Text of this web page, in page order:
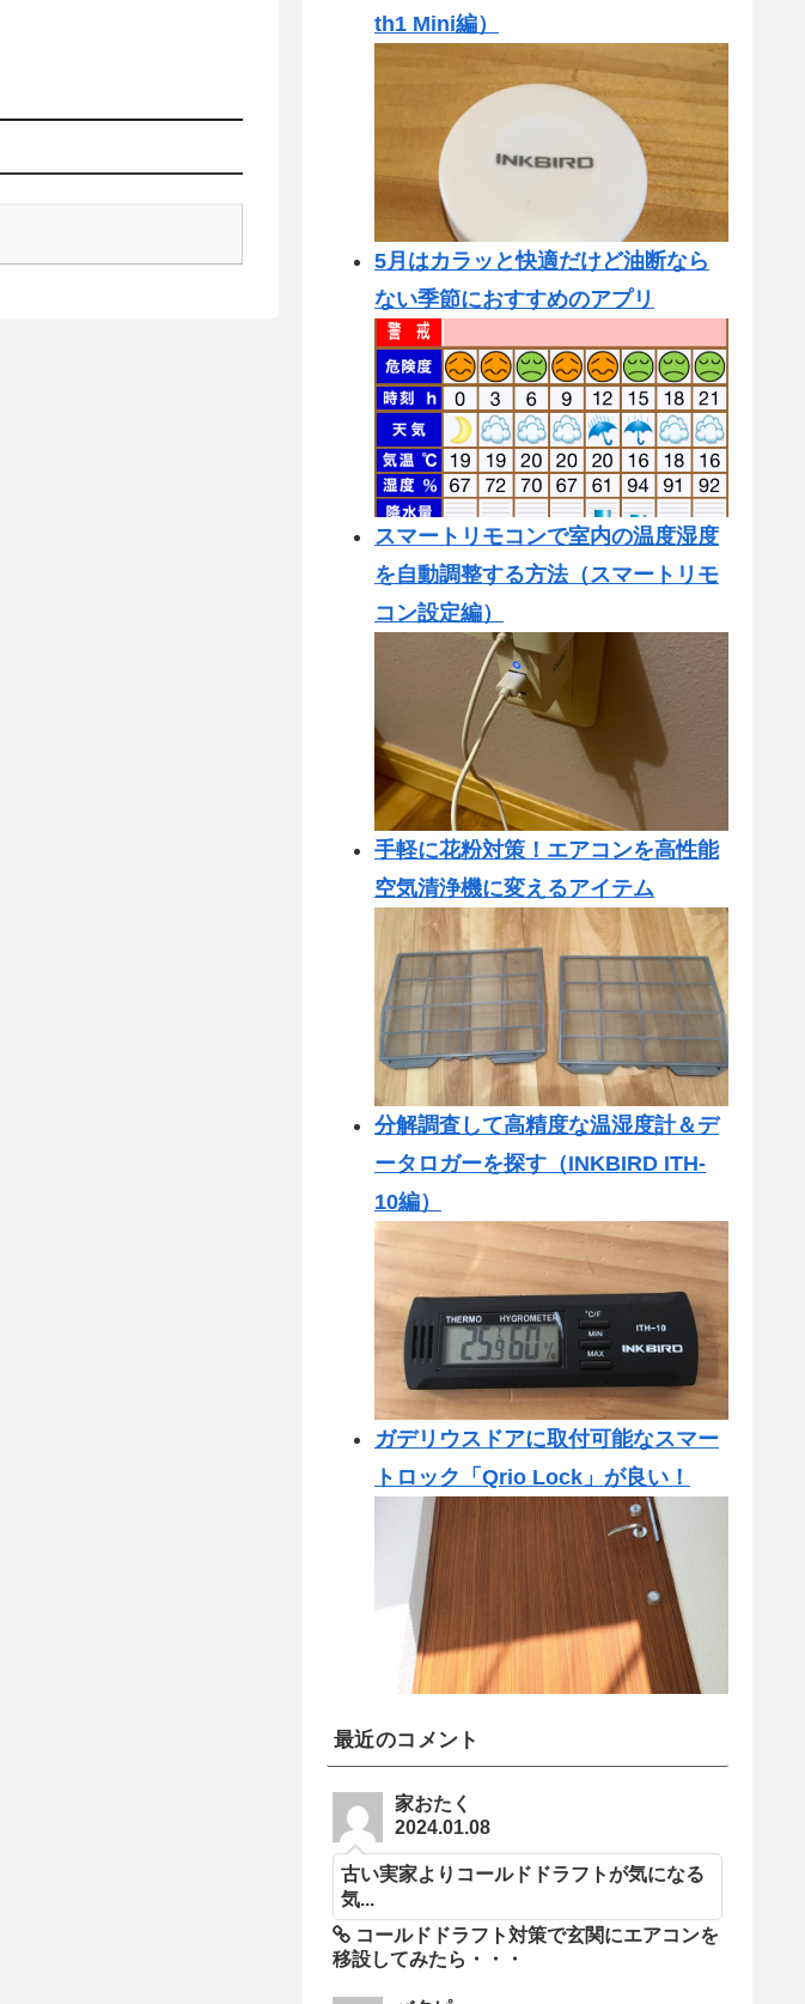
th1 Mini編）
5月はカラッと快適だけど油断なら
ない季節におすすめのアプリ
スマートリモコンで室内の温度湿度
を自動調整する方法（スマートリモ
コン設定編）
手軽に花粉対策！エアコンを高性能
空気清浄機に変えるアイテム
分解調査して高精度な温湿度計＆デ
ータロガーを探す（INKBIRD ITH-
10編）
ガデリウスドアに取付可能なスマー
トロック「Qrio Lock」が良い！
最近のコメント
家おたく
2024.01.08
古い実家よりコールドドラフトが気になる
気...
コールドドラフト対策で玄関にエアコンを
移設してみたら・・・